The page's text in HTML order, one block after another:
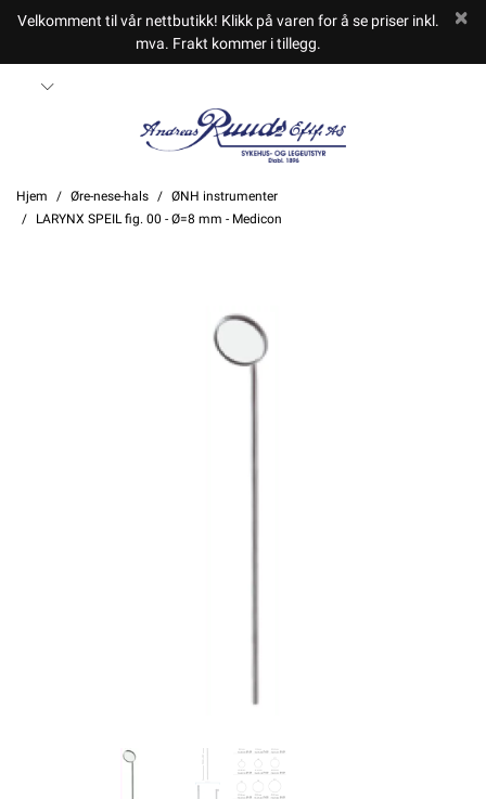
Velkomment til vår nettbutikk! Klikk på varen for å se priser inkl.
mva. Frakt kommer i tillegg.
Hjem Øre-nese-hals
ØNH instrumenter
LARYNX SPEIL fig. 00 - Ø=8 mm - Medicon